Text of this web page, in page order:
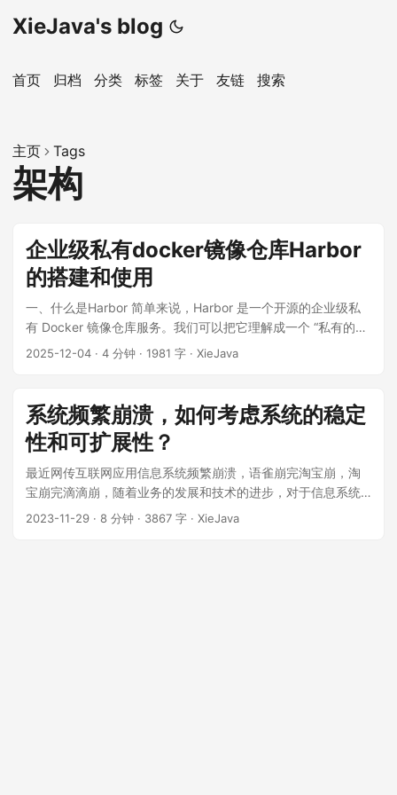
XieJava's blog
首页 归档 分类 标签 关于 友链 搜索
主页 Tags
架构
企业级私有docker镜像仓库Harbor
的搭建和使用
一、什么是Harbor 简单来说，Harbor 是一个开源的企业级私
有 Docker 镜像仓库服务。我们可以把它理解成一个 “私有的、
安全的、功能强大的 Docker Hub”。 私有： 它部署在你自己的
简单的存储服务器。它提供了企业所需的高级功能，如权限控
制、安全扫描、镜像复制、图形化操作界面等。 镜像仓库： 它
是专门用来存储、管理和分发 Docker 镜像的地方。你可以向
Harbor 中推送（上传）镜像，也可以从 Harbor 中拉取（下
载）镜像。 目前国内的上网环境公共的Docker Hub不能直接访
问了，对于公司和个人开发者来说有必要搭建私有的Docker镜
像仓库，使用 Harbor 几乎是必须的。公司自己开发的应用程序
2025-12-04 · 4 分钟 · 1981 字 · XieJava
系统频繁崩溃，如何考虑系统的稳定
性和可扩展性？
最近网传互联网应用信息系统频繁崩溃，语雀崩完淘宝崩，淘
宝崩完滴滴崩，随着业务的发展和技术的进步，对于信息系统
的要求也越来越高。信息应用系统为了满足不断增长的用户和
2023-11-29 · 8 分钟 · 3867 字 · XieJava